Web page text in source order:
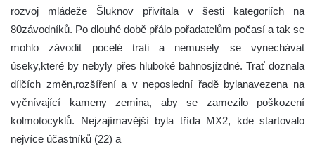
rozvoj mládeže Šluknov přivítala v šesti kategoriích na
80závodníků. Po dlouhé době přálo pořadatelům počasí a tak se
mohlo závodit pocelé trati a nemusely se vynechávat
úseky,které by nebyly přes hluboké bahnosjízdné. Trať doznala
dílčích změn,rozšíření a v neposlední řadě bylanavezena na
vyčnívající kameny zemina, aby se zamezilo poškození
kolmotocyklů. Nejzajímavější byla třída MX2, kde startovalo
nejvíce účastníků (22) a